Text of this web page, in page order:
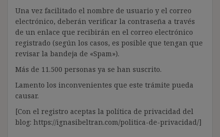
Una vez facilitado el nombre de usuario y el correo
electrónico, deberán verificar la contraseña a través
de un enlace que recibirán en el correo electrónico
registrado (según los casos, es posible que tengan que
revisar la bandeja de «Spam»).
Más de 11.500 personas ya se han suscrito.
Lamento los inconvenientes que este trámite pueda
causar.
[Con el registro aceptas la política de privacidad del
blog: https://ignasibeltran.com/politica-de-privacidad/]